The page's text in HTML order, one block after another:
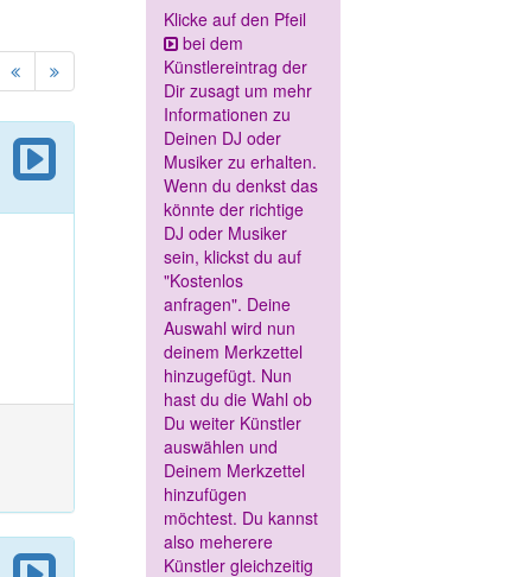
Klicke auf den Pfeil
bei dem
Künstlereintrag der
Dir zusagt um mehr
Informationen zu
Deinen DJ oder
Musiker zu erhalten.
Wenn du denkst das
könnte der richtige
DJ oder Musiker
sein, klickst du auf
"Kostenlos
anfragen". Deine
Auswahl wird nun
deinem Merkzettel
hinzugefügt. Nun
hast du die Wahl ob
Du weiter Künstler
auswählen und
Deinem Merkzettel
hinzufügen
möchtest. Du kannst
also meherere
Künstler gleichzeitig